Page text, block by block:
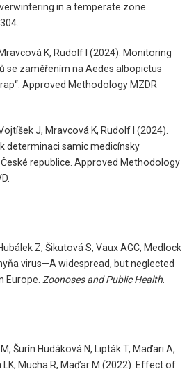
in a temperate zone.
K, Rudolf I (2024). Monitoring
se zaměřením na Aedes albopictus
Approved Methodology MZDR
J, Mravcová K, Rudolf I (2024).
determinaci samic medicínsky
republice. Approved Methodology
Z, Šikutová S, Vaux AGC, Medlock
virus—A widespread, but neglected
Europe. Zoonoses and Public Health
Šurín Hudáková N, Lipták T, Maďari A,
LK, Mucha R, Maďar M (2022). Effect of